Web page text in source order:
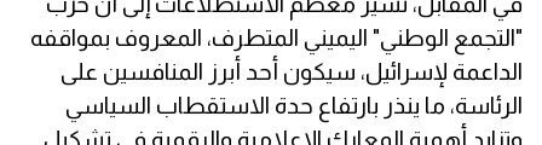
"التجمع الوطني" اليميني المتطرف، المعروف بمواقفه
الداعمة لإسرائيل، سيكون أحد أبرز المنافسين على
الرئاسة، ما ينذر بارتفاع حدة الاستقطاب السياسي